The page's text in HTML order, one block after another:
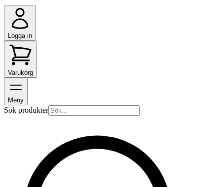
Logga in
Varukorg
Meny
Sök produkter